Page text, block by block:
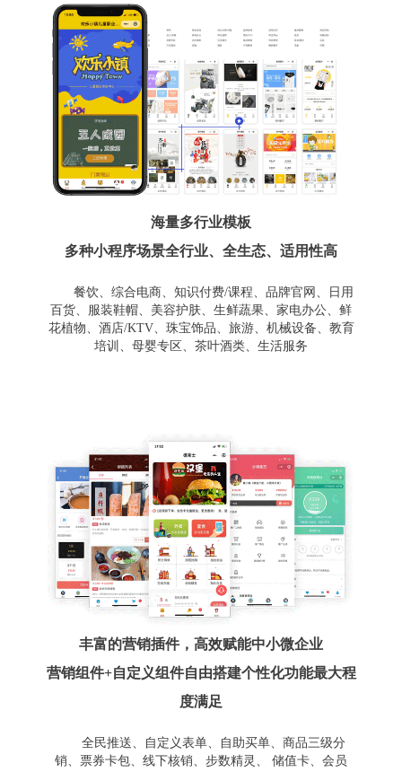
海量多行业模板
多种小程序场景全行业、全生态、适用性高
餐饮、综合电商、知识付费/课程、品牌官网、日用
百货、服装鞋帽、美容护肤、生鲜蔬果、家电办公、鲜
花植物、酒店/KTV、珠宝饰品、旅游、机械设备、教育
培训、母婴专区、茶叶酒类、生活服务
丰富的营销插件，高效赋能中小微企业
营销组件+自定义组件自由搭建个性化功能最大程
度满足
全民推送、自定义表单、自助买单、商品三级分
销、票券卡包、线下核销、步数精灵、 储值卡、会员